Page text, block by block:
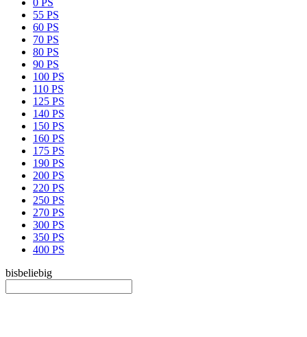
0 PS
55 PS
60 PS
70 PS
80 PS
90 PS
100 PS
110 PS
125 PS
140 PS
150 PS
160 PS
175 PS
190 PS
200 PS
220 PS
250 PS
270 PS
300 PS
350 PS
400 PS
bisbeliebig